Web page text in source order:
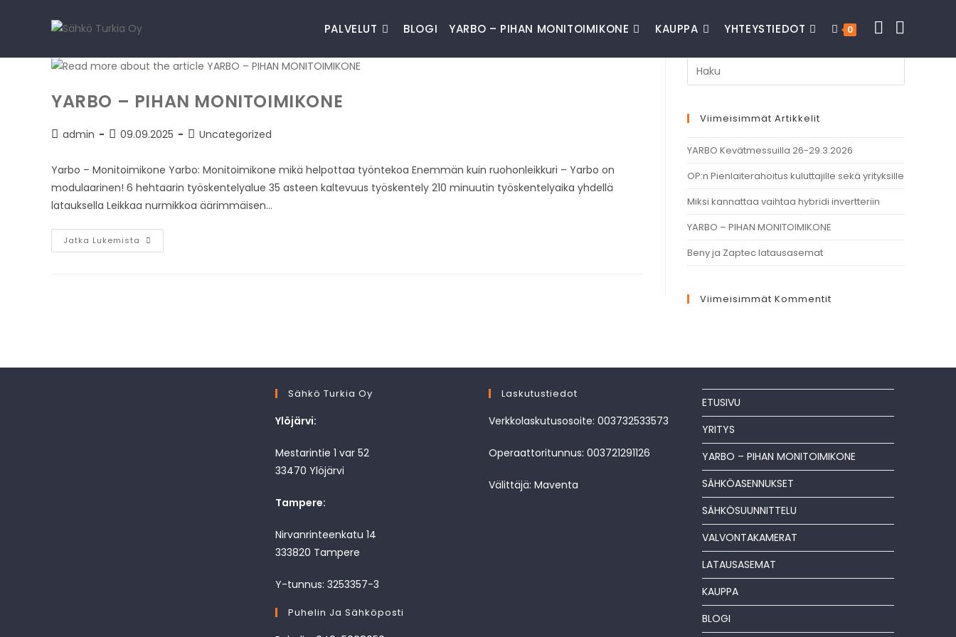
PALVELUT BLOGI YARBO – PIHAN MONITOIMIKONE KAUPPA YHTEYSTIEDOT 0
YARBO – PIHAN MONITOIMIKONE
admin 09.09.2025 Uncategorized
Yarbo – Monitoimikone Yarbo: Monitoimikone mikä helpottaa työntekoa Enemmän kuin ruohonleikkuri – Yarbo on
modulaarinen! 6 hehtaarin työskentelyalue 35 asteen kaltevuus työskentely 210 minuutin työskentelyaika yhdellä
latauksella Leikkaa nurmikkoa äärimmäisen…
Jatka Lukemista
Viimeisimmät Artikkelit
YARBO Kevätmessuilla 26-29.3.2026
OP:n Pienlaiterahoitus kuluttajille sekä yrityksille
Miksi kannattaa vaihtaa hybridi invertteriin
YARBO – PIHAN MONITOIMIKONE
Beny ja Zaptec latausasemat
Viimeisimmät Kommentit
Sähkö Turkia Oy
Ylöjärvi:
Mestarintie 1 var 52
33470 Ylöjärvi
Tampere:
Nirvanrinteenkatu 14
333820 Tampere
Y-tunnus: 3253357-3
Puhelin Ja Sähköposti
Laskutustiedot
Verkkolaskutusosoite: 003732533573
Operaattoritunnus: 003721291126
Välittäjä: Maventa
ETUSIVU
YRITYS
YARBO – PIHAN MONITOIMIKONE
SÄHKÖASENNUKSET
SÄHKÖSUUNNITTELU
VALVONTAKAMERAT
LATAUSASEMAT
KAUPPA
BLOGI